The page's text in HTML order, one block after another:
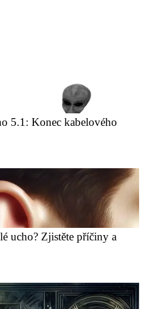
5.1: Konec kabelového
ucho? Zjistěte příčiny a